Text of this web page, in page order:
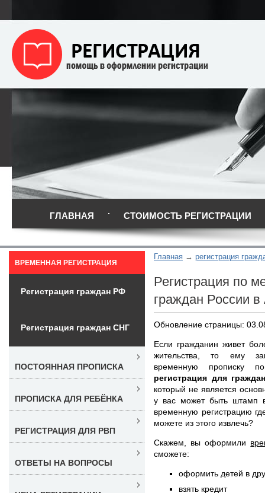
ГЛАВНАЯ СТОИМОСТЬ РЕГИСТРАЦИИ
Главная регистрация
Регистрация по
граждан России
Обновление страницы:
Если гражданин живет
жительства, то ему
временную
регистрация для
который не является
у вас может быть штамп
временную регистрацию
можете из этого извлечь?
Скажем, вы оформили
сможете:
оформить детей в
взять кредит
ВРЕМЕННАЯ РЕГИСТРАЦИЯ
Регистрация граждан РФ
Регистрация граждан СНГ
ПОСТОЯННАЯ ПРОПИСКА
ПРОПИСКА ДЛЯ РЕБЁНКА
РЕГИСТРАЦИЯ ДЛЯ РВП
ОТВЕТЫ НА ВОПРОСЫ